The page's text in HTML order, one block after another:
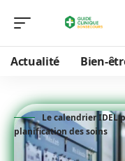
Actualité Bien-
Le calendrier IDEL
planification des soins